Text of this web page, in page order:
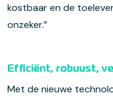
kostbaar en de
onzeker.”
Efficiënt, robuust,
Met de nieuwe